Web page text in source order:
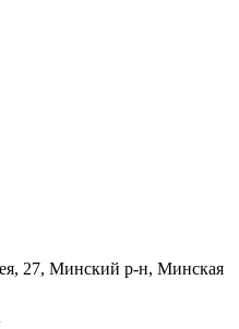
27, Минский р-н, Минская